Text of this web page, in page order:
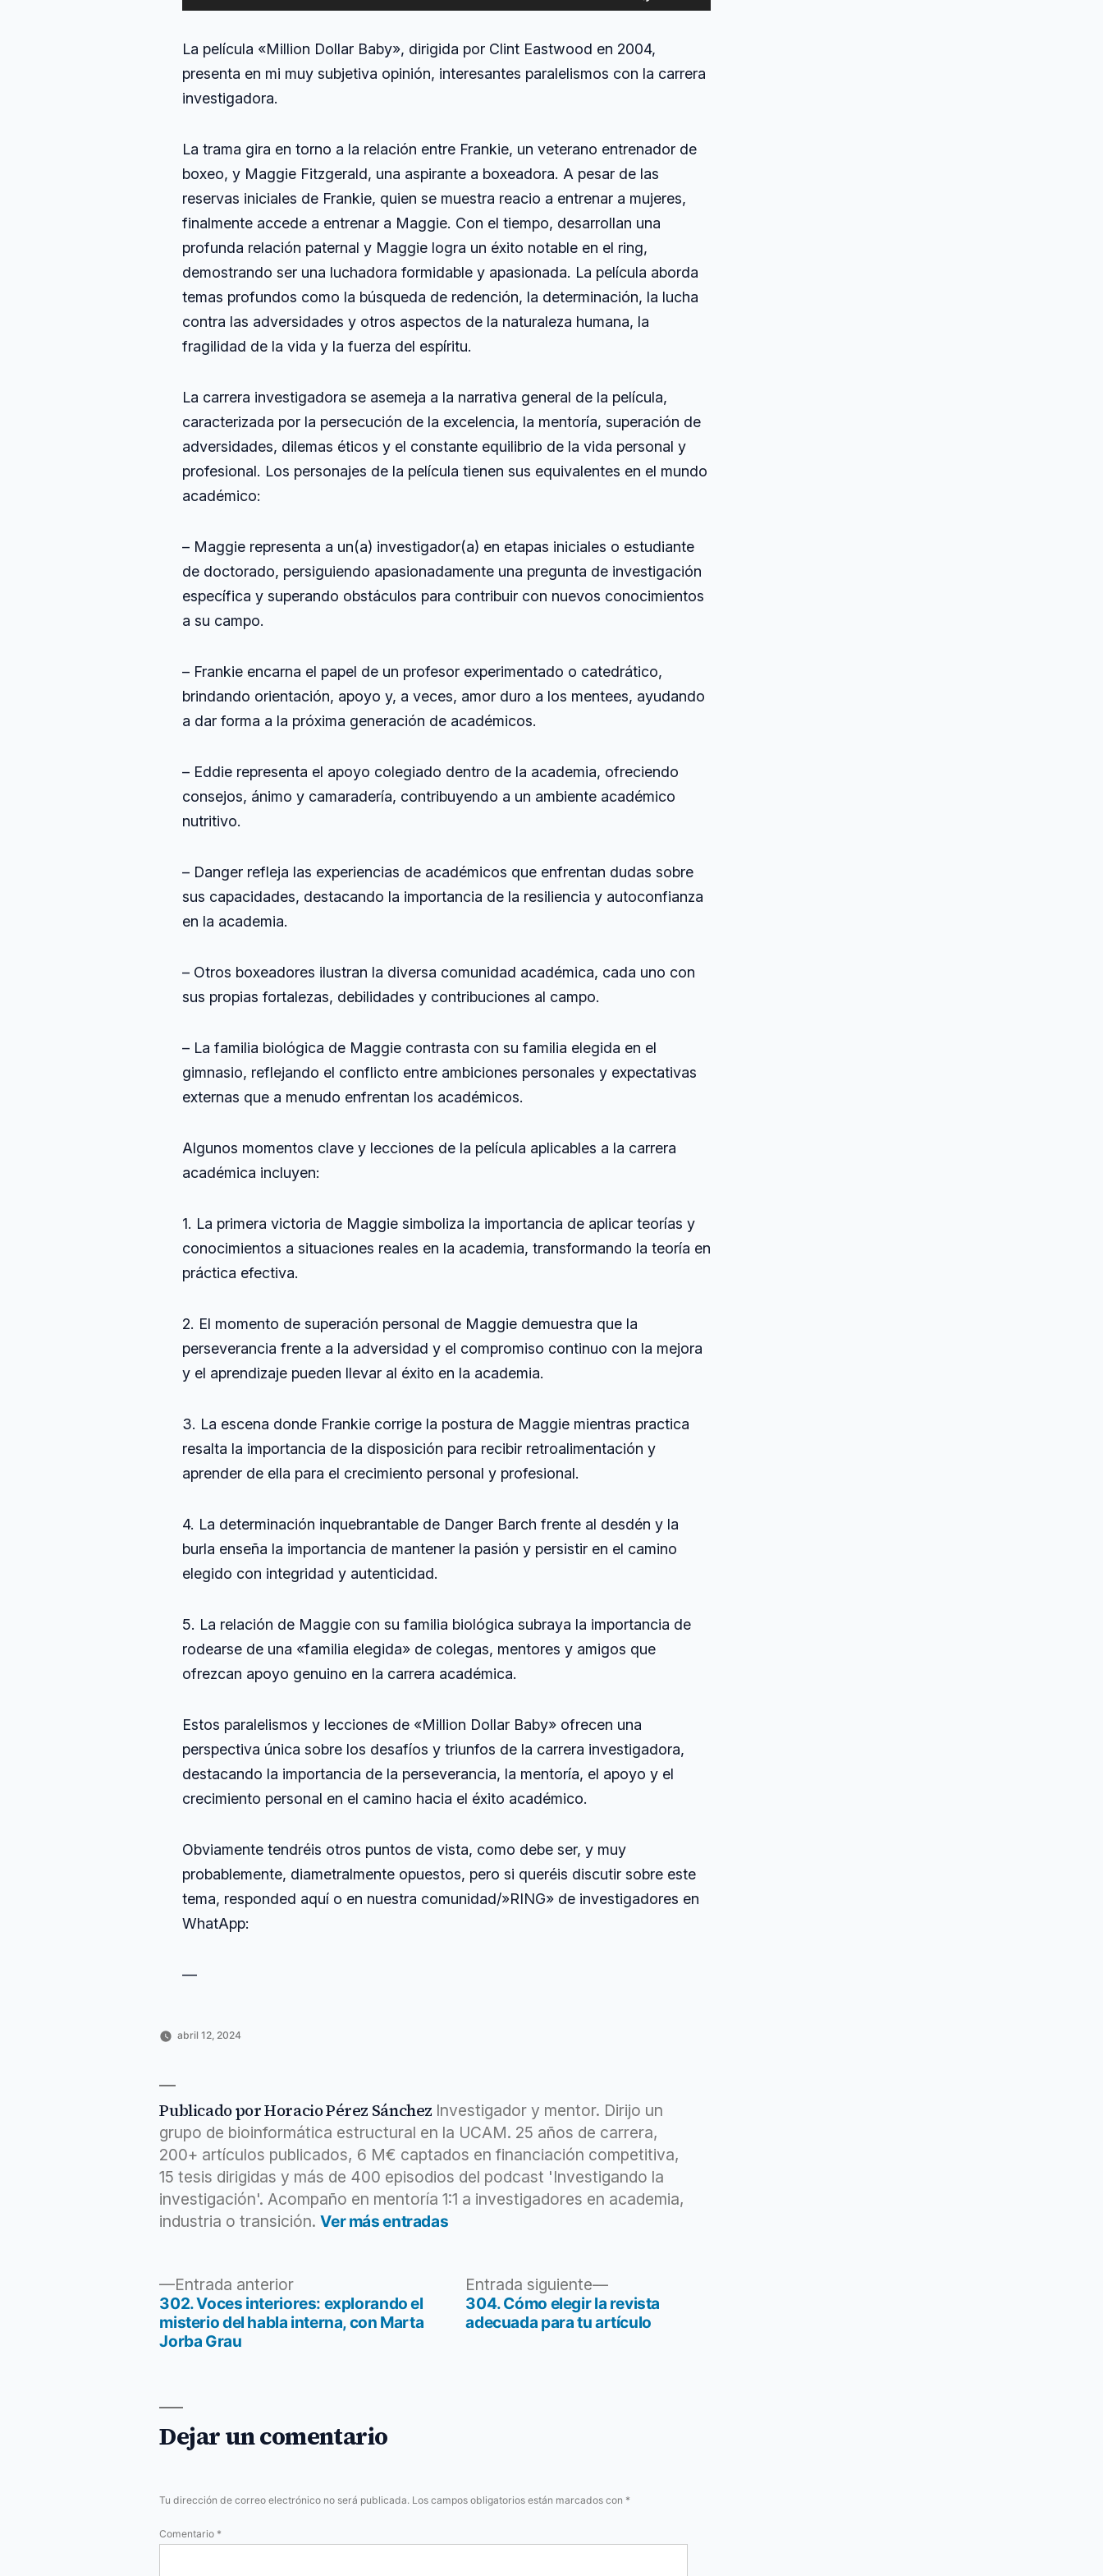
de
las
flecha
aumentar
volumen.
La película «Million Dollar Baby», dirigida por Clint Eastwood en 2004,
presenta en mi muy subjetiva opinión, interesantes paralelismos con la carrera
investigadora.
La trama gira en torno a la relación entre Frankie, un veterano entrenador de
boxeo, y Maggie Fitzgerald, una aspirante a boxeadora. A pesar de las
reservas iniciales de Frankie, quien se muestra reacio a entrenar a mujeres,
finalmente accede a entrenar a Maggie. Con el tiempo, desarrollan una
profunda relación paternal y Maggie logra un éxito notable en el ring,
demostrando ser una luchadora formidable y apasionada. La película aborda
temas profundos como la búsqueda de redención, la determinación, la lucha
contra las adversidades y otros aspectos de la naturaleza humana, la
fragilidad de la vida y la fuerza del espíritu.
La carrera investigadora se asemeja a la narrativa general de la película,
caracterizada por la persecución de la excelencia, la mentoría, superación de
adversidades, dilemas éticos y el constante equilibrio de la vida personal y
profesional. Los personajes de la película tienen sus equivalentes en el mundo
académico:
– Maggie representa a un(a) investigador(a) en etapas iniciales o estudiante
de doctorado, persiguiendo apasionadamente una pregunta de investigación
específica y superando obstáculos para contribuir con nuevos conocimientos
a su campo.
– Frankie encarna el papel de un profesor experimentado o catedrático,
brindando orientación, apoyo y, a veces, amor duro a los mentees, ayudando
a dar forma a la próxima generación de académicos.
– Eddie representa el apoyo colegiado dentro de la academia, ofreciendo
consejos, ánimo y camaradería, contribuyendo a un ambiente académico
nutritivo.
– Danger refleja las experiencias de académicos que enfrentan dudas sobre
sus capacidades, destacando la importancia de la resiliencia y autoconfianza
en la academia.
– Otros boxeadores ilustran la diversa comunidad académica, cada uno con
sus propias fortalezas, debilidades y contribuciones al campo.
– La familia biológica de Maggie contrasta con su familia elegida en el
gimnasio, reflejando el conflicto entre ambiciones personales y expectativas
externas que a menudo enfrentan los académicos.
Algunos momentos clave y lecciones de la película aplicables a la carrera
académica incluyen:
1. La primera victoria de Maggie simboliza la importancia de aplicar teorías y
conocimientos a situaciones reales en la academia, transformando la teoría en
práctica efectiva.
2. El momento de superación personal de Maggie demuestra que la
perseverancia frente a la adversidad y el compromiso continuo con la mejora
y el aprendizaje pueden llevar al éxito en la academia.
3. La escena donde Frankie corrige la postura de Maggie mientras practica
resalta la importancia de la disposición para recibir retroalimentación y
aprender de ella para el crecimiento personal y profesional.
4. La determinación inquebrantable de Danger Barch frente al desdén y la
burla enseña la importancia de mantener la pasión y persistir en el camino
elegido con integridad y autenticidad.
5. La relación de Maggie con su familia biológica subraya la importancia de
rodearse de una «familia elegida» de colegas, mentores y amigos que
ofrezcan apoyo genuino en la carrera académica.
Estos paralelismos y lecciones de «Million Dollar Baby» ofrecen una
perspectiva única sobre los desafíos y triunfos de la carrera investigadora,
destacando la importancia de la perseverancia, la mentoría, el apoyo y el
crecimiento personal en el camino hacia el éxito académico.
Obviamente tendréis otros puntos de vista, como debe ser, y muy
probablemente, diametralmente opuestos, pero si queréis discutir sobre este
tema, responded aquí o en nuestra comunidad/»RING» de investigadores en
WhatApp:
—
Sánchez
abril 12, 2024
eastwood,
million,
presenta,
ring,
subjetiva
Publicado por Horacio Pérez Sánchez Investigador y mentor. Dirijo un
grupo de bioinformática estructural en la UCAM. 25 años de carrera,
200+ artículos publicados, 6 M€ captados en financiación competitiva,
15 tesis dirigidas y más de 400 episodios del podcast 'Investigando la
investigación'. Acompaño en mentoría 1:1 a investigadores en academia,
industria o transición.Ver más entradas
Navegación
Entrada anteriorEntrada
anterior:
302. Voces interiores: explorando el
misterio del habla interna, con Marta
Jorba Grau
Entrada siguiente
Entrada
siguiente:
304. Cómo elegir la revista
adecuada para tu artículo
Dejar un comentario
Tu dirección de correo electrónico no será publicada. Los campos obligatorios están marcados con *
Comentario *